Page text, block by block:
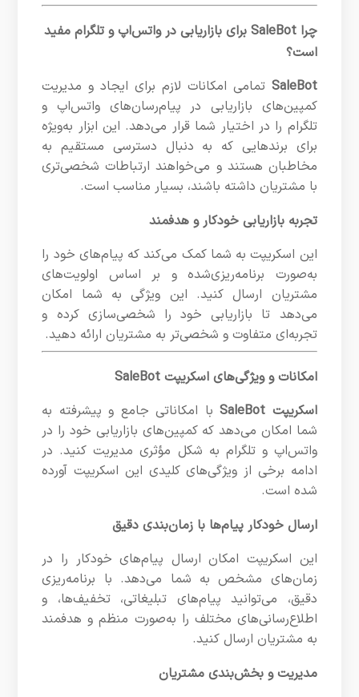
چرا SaleBot برای بازاریابی در واتس‌اپ و تلگرام مفید
است؟
SaleBot تمامی امکانات لازم برای ایجاد و مدیریت
کمپین‌های بازاریابی در پیام‌رسان‌های واتس‌اپ و
تلگرام را در اختیار شما قرار می‌دهد. این ابزار به‌ویژه
برای برندهایی که به دنبال دسترسی مستقیم به
مخاطبان هستند و می‌خواهند ارتباطات شخصی‌تری
با مشتریان داشته باشند، بسیار مناسب است.
تجربه بازاریابی خودکار و هدفمند
این اسکریپت به شما کمک می‌کند که پیام‌های خود را
به‌صورت برنامه‌ریزی‌شده و بر اساس اولویت‌های
مشتریان ارسال کنید. این ویژگی به شما امکان
می‌دهد تا بازاریابی خود را شخصی‌سازی کرده و
تجربه‌ای متفاوت و شخصی‌تر به مشتریان ارائه دهید.
امکانات و ویژگی‌های اسکریپت SaleBot
اسکریپت SaleBot
با امکاناتی جامع و پیشرفته به
شما امکان می‌دهد که کمپین‌های بازاریابی خود را در
واتس‌اپ و تلگرام به شکل مؤثری مدیریت کنید. در
ادامه برخی از ویژگی‌های کلیدی این اسکریپت آورده
شده است.
ارسال خودکار پیام‌ها با زمان‌بندی دقیق
این اسکریپت امکان ارسال پیام‌های خودکار را در
زمان‌های مشخص به شما می‌دهد. با برنامه‌ریزی
دقیق، می‌توانید پیام‌های تبلیغاتی، تخفیف‌ها، و
اطلاع‌رسانی‌های مختلف را به‌صورت منظم و هدفمند
به مشتریان ارسال کنید.
مدیریت و بخش‌بندی مشتریان